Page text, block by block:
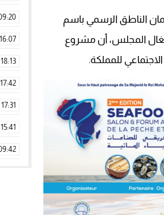
الناطق الرسمي باسم
المجلس، أن مشروع
16:07
18:13
17:42
17:31
15:41